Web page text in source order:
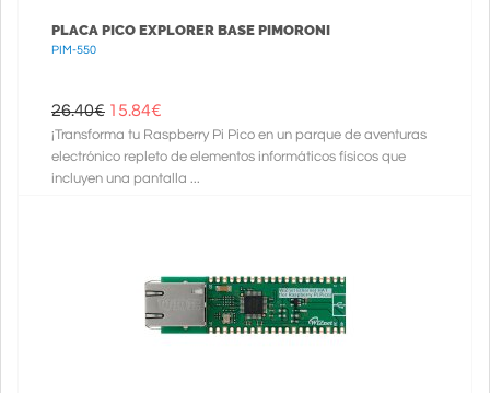
PLACA PICO EXPLORER BASE PIMORONI
PIM-550
26.40€ 15.84€
¡Transforma tu Raspberry Pi Pico en un parque de aventuras
electrónico repleto de elementos informáticos físicos que
incluyen una pantalla ...